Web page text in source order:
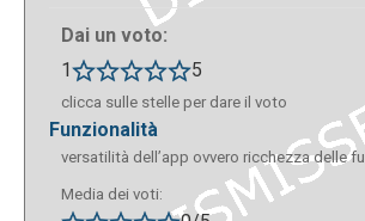
Dai un voto:
1
5
clicca sulle stelle per dare il voto
funzionalità
versatilità dell’app ovvero ricchezza delle
Media dei voti: